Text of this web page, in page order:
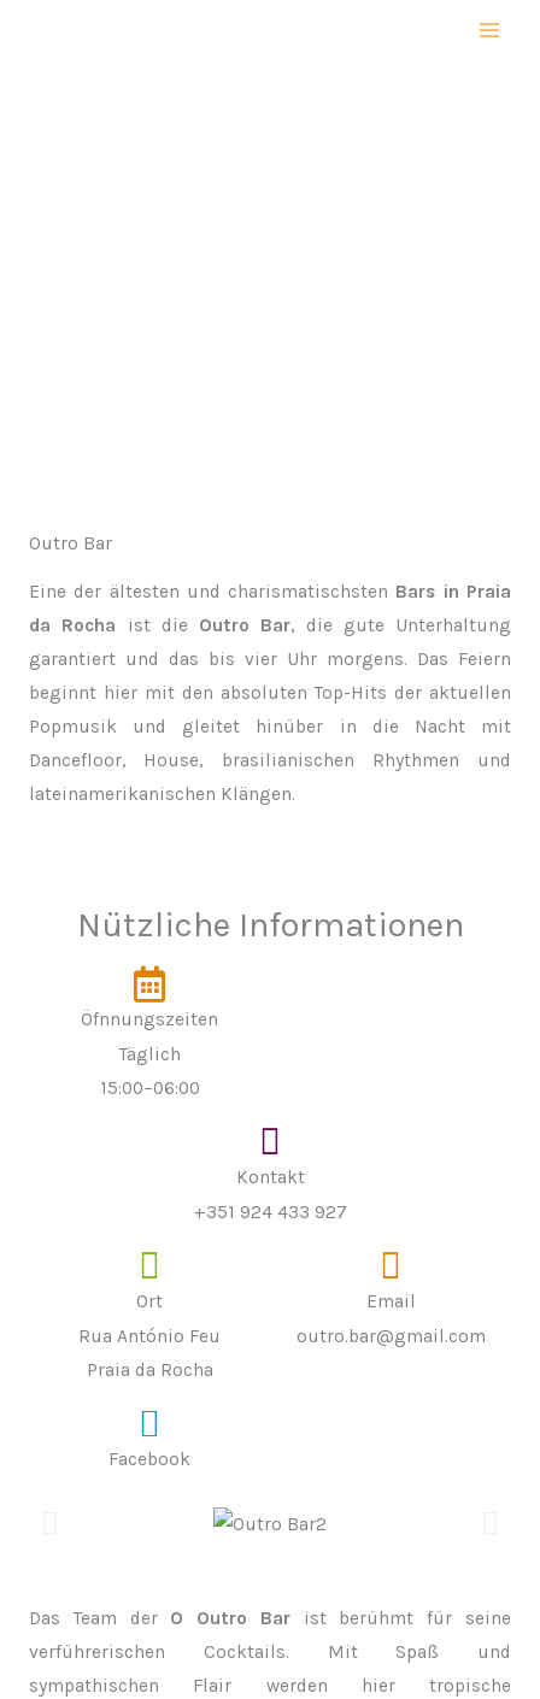
Outro Bar
Eine der ältesten und charismatischsten Bars in Praia
da Rocha ist die Outro Bar, die gute Unterhaltung
garantiert und das bis vier Uhr morgens. Das Feiern
beginnt hier mit den absoluten Top-Hits der aktuellen
Popmusik und gleitet hinüber in die Nacht mit
Dancefloor, House, brasilianischen Rhythmen und
lateinamerikanischen Klängen.
Nützliche Informationen
Öfnnungszeiten
Täglich
15:00–06:00
Kontakt
+351 924 433 927
Ort
Rua António Feu
Praia da Rocha
Email
outro.bar@gmail.com
Facebook
Das Team der O Outro Barist berühmt für seine
verführerischen Cocktails. Mit Spaß und
sympathischen Flair werden hier tropische